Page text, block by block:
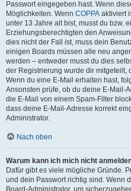
Passwort eingegeben hast. Wenn
Möglichkeiten. Wenn COPPA aktiviert
unter 13 Jahre alt bist, musst du bzw.
Erziehungsberechtigten den
dies nicht der Fall ist, muss dein
einigen Boards müssen alle neu
werden – entweder musst du dies
der Registrierung wurde dir mitgeteilt,
Wenn du eine E-Mail erhalten hast,
Ansonsten prüfe, ob du deine E-Mail-
die E-Mail von einem Spam-Filter
dass deine E-Mail-Adresse korrekt
Administrator.
Nach oben
Warum kann ich mich nicht
Dafür gibt es viele mögliche Gründe.
und dein Passwort richtig sind. Wenn
Board-Administrator, um